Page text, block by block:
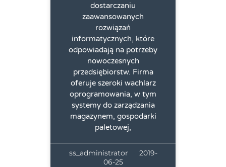
dostarczaniu
zaawansowanych
rozwiązań
informatycznych, które
odpowiadają na potrzeby
nowoczesnych
przedsiębiorstw. Firma
oferuje szeroki wachlarz
oprogramowania, w tym
systemy do zarządzania
magazynem, gospodarki
paletowej,
ss_administrator
2019-
06-25